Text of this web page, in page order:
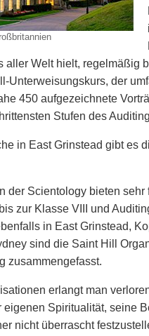
aller Welt hielt, regelmäßig
Unterweisungskurs, der
450 aufgezeichnete
Stufen des
in East Grinstead gibt es
der Scientology bieten
zur Klasse VIII und
in East Grinstead,
sind die Saint Hill
zusammengefasst.
erlangt man
Spiritualität, seine
nicht überrascht